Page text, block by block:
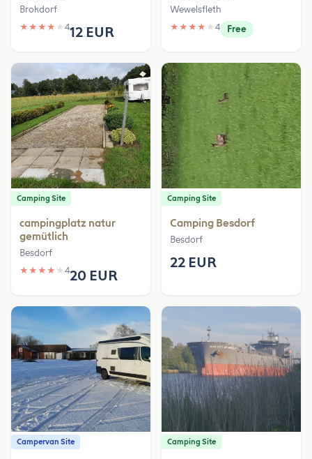
Brokdorf
★ ★ ★ ★ ★ 412 EUR
Wewelsfleth
★ ★ ★ ★ ★ 4 Free
Camping Site
campingplatz natur
gemütlich
Besdorf
★ ★ ★ ★ ★ 420 EUR
Camping Site
Camping Besdorf
Besdorf
22 EUR
Campervan Site Camping Site